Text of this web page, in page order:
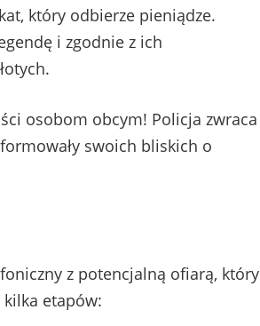
który odbierze pieniądze.
i zgodnie z ich
osobom obcym! Policja zwraca
swoich bliskich o
z potencjalną ofiarą, który
etapów: